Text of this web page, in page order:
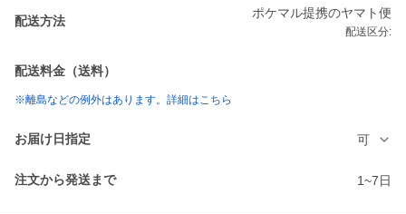
配送方法
ポケマル提携のヤマト便
配送区分:
配送料金（送料）
※離島などの例外はあります。詳細はこちら
お届け日指定 可
注文から発送まで 1~7日